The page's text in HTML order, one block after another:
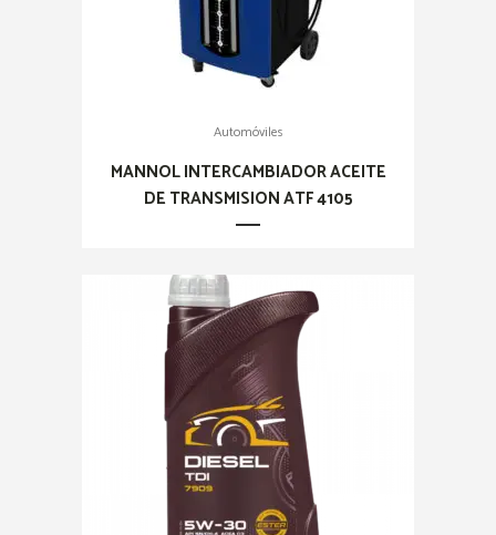
Automóviles
MANNOL INTERCAMBIADOR ACEITE
DE TRANSMISION ATF 4105